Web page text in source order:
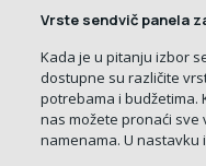
Vrste sendvič panela
Kada je u pitanju izbor
dostupne su različite
potrebama i budžetima.
nas možete pronaći sve
namenama. U nastavku